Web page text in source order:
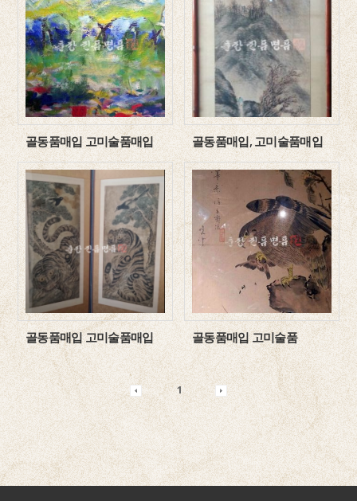
골동품매입 고미술품매입 골동품매입, 고미술품매입
골동품매입 고미술품매입 골동품매입 고미술품
1